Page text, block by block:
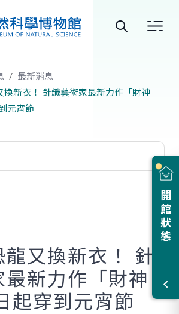
搜
開館狀態
最新消息
換新衣！ 針織藝術家最新力作「財神
元宵節
龍又換新衣！ 針
最新力作「財神
起穿到元宵節